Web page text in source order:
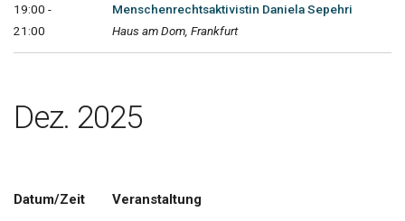
19:00 -
21:00
Menschenrechtsaktivistin Daniela Sepehri
Haus am Dom, Frankfurt
Dez. 2025
Datum/Zeit Veranstaltung